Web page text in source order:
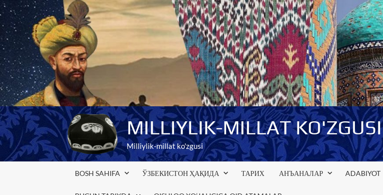
Skip
to
content
MILLIYLIK-MILLAT KO'ZGUSI
Milliylik-millat ko'zgusi
BOSH SAHIFA ЎЗБЕКИСТОН ҲАҚИДА ТАРИХ АНЪАНАЛАР ADABIYOT